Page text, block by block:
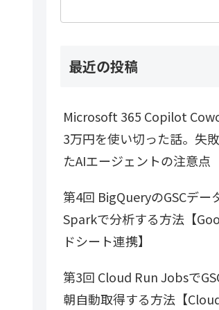
最近の投稿
Microsoft 365 Copilot
3万円を使い切った話。失
たAIエージェントの注意点
第4回 BigQueryのGSCデー
Sparkで分析する方法【
ドシート連携】
第3回 Cloud Run Jobsで
朝自動取得する方法【